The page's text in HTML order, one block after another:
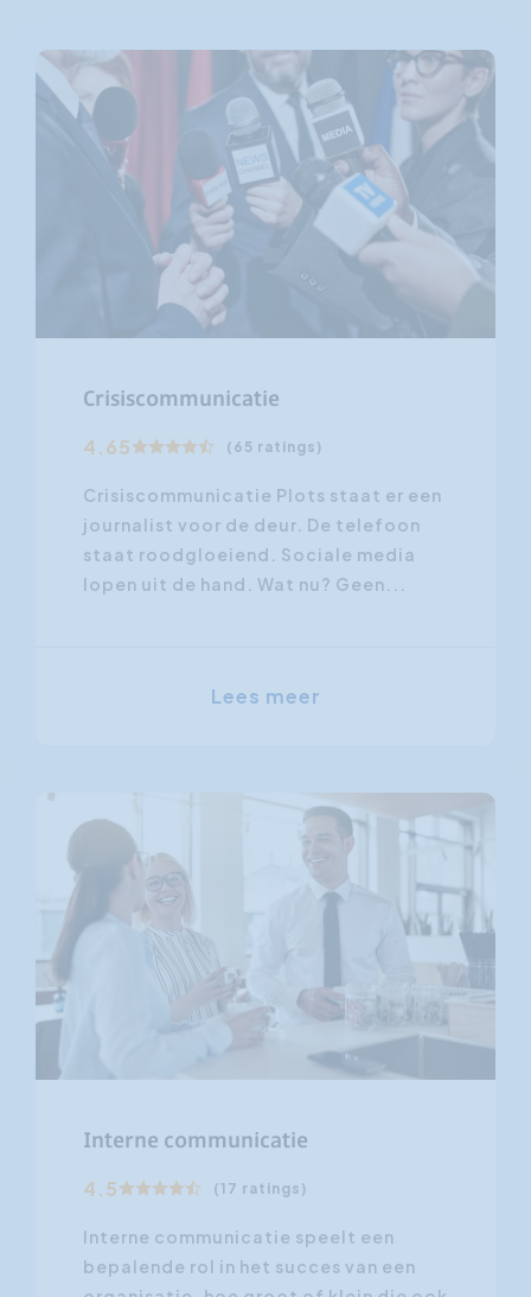
Crisiscommunicatie
4.65 (65 ratings)
Crisiscommunicatie Plots staat er een
journalist voor de deur. De telefoon
staat roodgloeiend. Sociale media
lopen uit de hand. Wat nu? Geen...
Lees meer
Interne communicatie
4.5 (17 ratings)
Interne communicatie speelt een
bepalende rol in het succes van een